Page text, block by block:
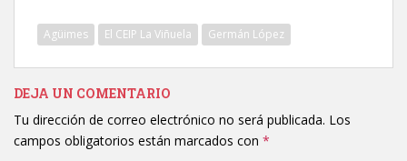
Agüimes El CEIP La Viñuela Germán López
DEJA UN COMENTARIO
Tu dirección de correo electrónico no será publicada. Los
campos obligatorios están marcados con *